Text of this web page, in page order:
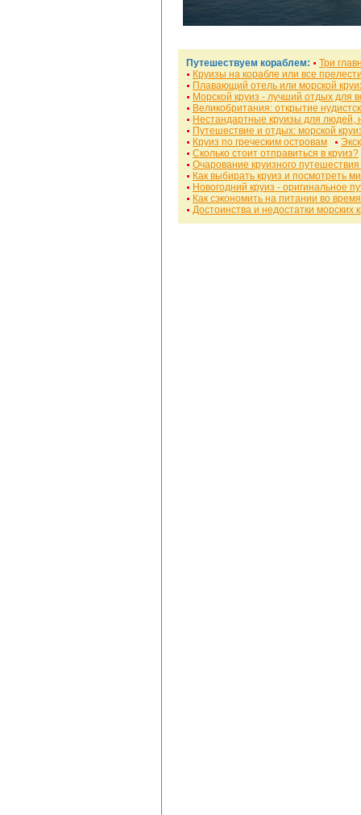
Путешествуем кораблем:
Три
Круизы на корабле или все
Плавающий отель или морской
Морской круиз - лучший отдых для
Великобритания: открытие
Нестандартные круизы для людей,
Путешествие и отдых: морской
Круиз по греческим островам
Сколько стоит отправиться в круиз?
Очарование круизного
Как выбирать круиз и посмотреть
Новогодний круиз - оригинальное
Как сэкономить на питании во
Достоинства и недостатки морских